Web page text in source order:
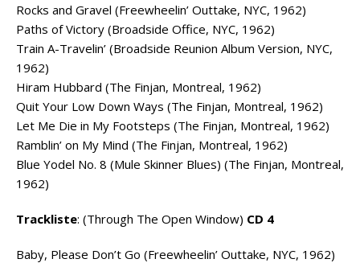
Rocks and Gravel (Freewheelin’ Outtake, NYC, 1962)
Paths of Victory (Broadside Office, NYC, 1962)
Train A-Travelin’ (Broadside Reunion Album Version, NYC,
1962)
Hiram Hubbard (The Finjan, Montreal, 1962)
Quit Your Low Down Ways (The Finjan, Montreal, 1962)
Let Me Die in My Footsteps (The Finjan, Montreal, 1962)
Ramblin’ on My Mind (The Finjan, Montreal, 1962)
Blue Yodel No. 8 (Mule Skinner Blues) (The Finjan, Montreal,
1962)
Trackliste: (Through The Open Window) CD 4
Baby, Please Don’t Go (Freewheelin’ Outtake, NYC, 1962)